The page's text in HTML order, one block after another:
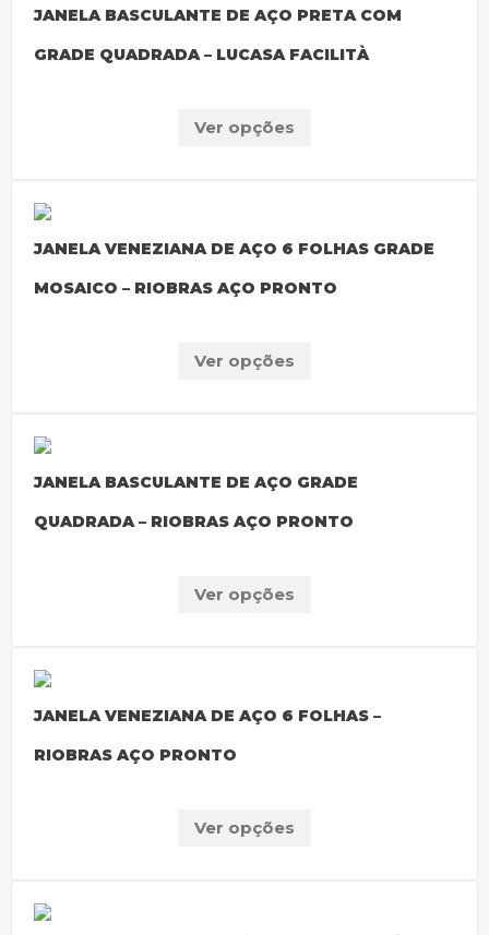
JANELA BASCULANTE DE AÇO PRETA COM
GRADE QUADRADA – LUCASA FACILITÀ
Ver opções
JANELA VENEZIANA DE AÇO 6 FOLHAS GRADE
MOSAICO – RIOBRAS AÇO PRONTO
Ver opções
JANELA BASCULANTE DE AÇO GRADE
QUADRADA – RIOBRAS AÇO PRONTO
Ver opções
JANELA VENEZIANA DE AÇO 6 FOLHAS –
RIOBRAS AÇO PRONTO
Ver opções